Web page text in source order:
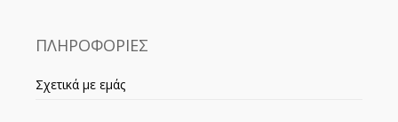
ΠΛΗΡΟΦΟΡΙΕΣ
Σχετικά με εμάς